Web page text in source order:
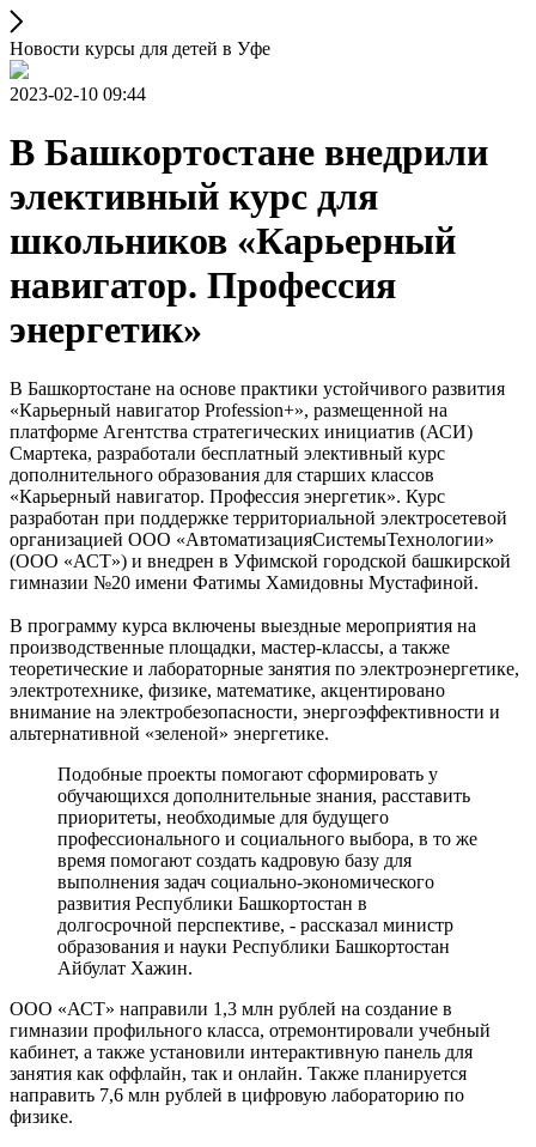
Новости курсы для детей в Уфе
2023-02-10 09:44
В Башкортостане внедрили
элективный курс для
школьников «Карьерный
навигатор. Профессия
энергетик»
В Башкортостане на основе практики устойчивого развития
«Карьерный навигатор Profession+», размещенной на
платформе Агентства стратегических инициатив (АСИ)
Смартека, разработали бесплатный элективный курс
дополнительного образования для старших классов
«Карьерный навигатор. Профессия энергетик». Курс
разработан при поддержке территориальной электросетевой
организацией ООО «АвтоматизацияСистемыТехнологии»
(ООО «АСТ») и внедрен в Уфимской городской башкирской
гимназии №20 имени Фатимы Хамидовны Мустафиной.
В программу курса включены выездные мероприятия на
производственные площадки, мастер-классы, а также
теоретические и лабораторные занятия по электроэнергетике,
электротехнике, физике, математике, акцентировано
внимание на электробезопасности, энергоэффективности и
альтернативной «зеленой» энергетике.
Подобные проекты помогают сформировать у
обучающихся дополнительные знания, расставить
приоритеты, необходимые для будущего
профессионального и социального выбора, в то же
время помогают создать кадровую базу для
выполнения задач социально-экономического
развития Республики Башкортостан в
долгосрочной перспективе, - рассказал министр
образования и науки Республики Башкортостан
Айбулат Хажин.
ООО «АСТ» направили 1,3 млн рублей на создание в
гимназии профильного класса, отремонтировали учебный
кабинет, а также установили интерактивную панель для
занятия как оффлайн, так и онлайн. Также планируется
направить 7,6 млн рублей в цифровую лабораторию по
физике.